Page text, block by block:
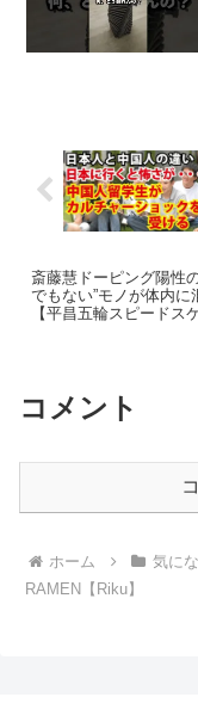
斎藤慧ドーピング陽性
でもない”モノが体内に
【平昌五輪スピードス
コメント
ホーム 気に
RAMEN【Riku】